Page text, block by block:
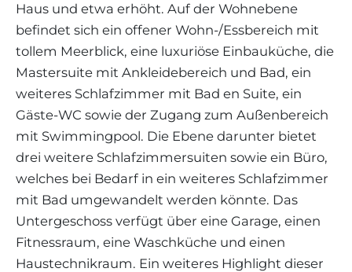
Haus und etwa erhöht. Auf der Wohnebene
befindet sich ein offener Wohn-/Essbereich mit
tollem Meerblick, eine luxuriöse Einbauküche, die
Mastersuite mit Ankleidebereich und Bad, ein
weiteres Schlafzimmer mit Bad en Suite, ein
Gäste-WC sowie der Zugang zum Außenbereich
mit Swimmingpool. Die Ebene darunter bietet
drei weitere Schlafzimmersuiten sowie ein Büro,
welches bei Bedarf in ein weiteres Schlafzimmer
mit Bad umgewandelt werden könnte. Das
Untergeschoss verfügt über eine Garage, einen
Fitnessraum, eine Waschküche und einen
Haustechnikraum. Ein weiteres Highlight dieser